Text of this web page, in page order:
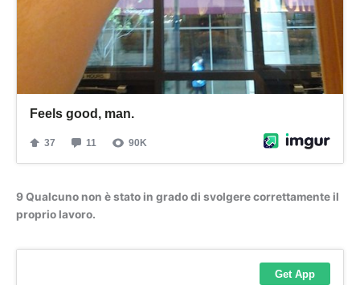
9 Qualcuno non è stato in grado di svolgere correttamente il
proprio lavoro.